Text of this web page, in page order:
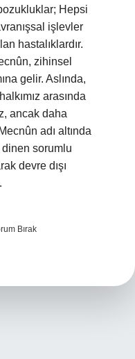
Hepsi
işlevler
hastalıklardır.
zihinsel
gelir. Aslında,
arasında
ancak daha
adı altında
dinen sorumlu
devre dışı
Bırak